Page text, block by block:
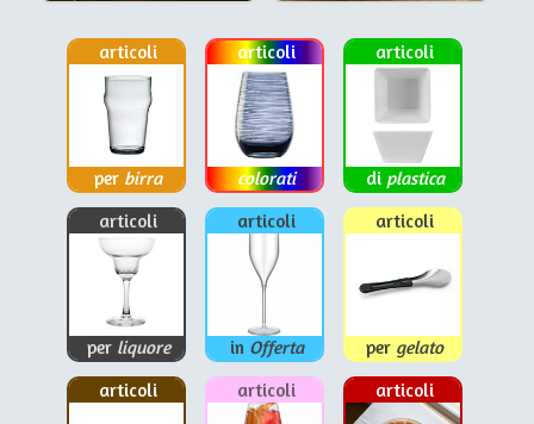
articoli
per birra
articoli
colorati
articoli
di plastica
articoli
per liquore
articoli
in Offerta
articoli
per gelato
articoli
articoli articoli